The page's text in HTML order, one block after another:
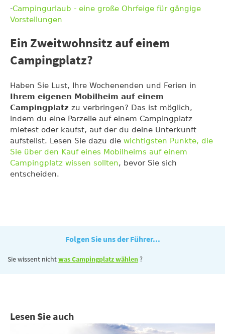
-Campingurlaub - eine große Ohrfeige für gängige
Vorstellungen
Ein Zweitwohnsitz auf einem
Campingplatz?
Haben Sie Lust, Ihre Wochenenden und Ferien in
Ihrem eigenen Mobilheim auf einem
Campingplatz zu verbringen? Das ist möglich,
indem du eine Parzelle auf einem Campingplatz
mietest oder kaufst, auf der du deine Unterkunft
aufstellst. Lesen Sie dazu die wichtigsten Punkte, die
Sie über den Kauf eines Mobilheims auf einem
Campingplatz wissen sollten, bevor Sie sich
entscheiden.
Folgen Sie uns der Führer...
Sie wissent nichtwas Campingplatz wählen?
Lesen Sie auch